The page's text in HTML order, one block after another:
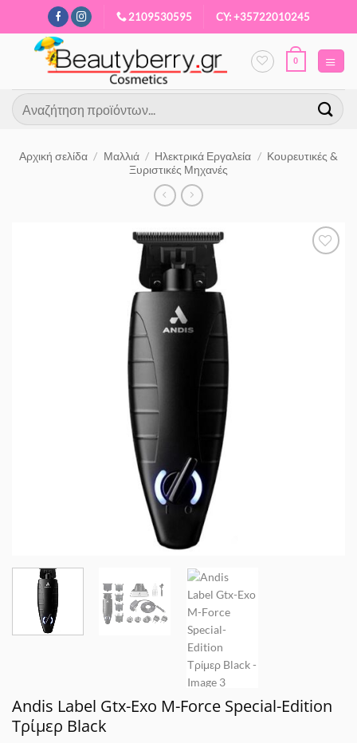
Μετάβαση
περιεχόμενο
2109530595 CY: +35722010245
0
Αναζήτηση
για:
Αρχική σελίδα / Μαλλιά / Ηλεκτρικά Εργαλεία / Κουρευτικές &
Ξυριστικές Μηχανές
Andis Label Gtx-Exo M-Force Special-Edition
Τρίμερ Black